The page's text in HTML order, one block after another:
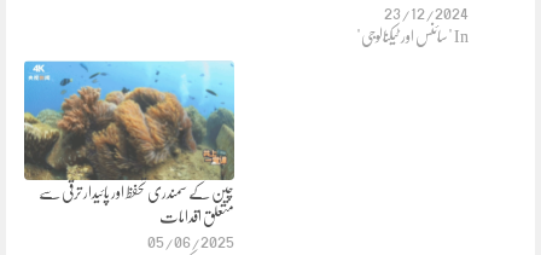
23/12/2024
In "سائنس اور ٹیکنالوجی"
چین کے سمندری تحفظ اور پائیدار ترقی سے
متعلق اقدامات
05/06/2025